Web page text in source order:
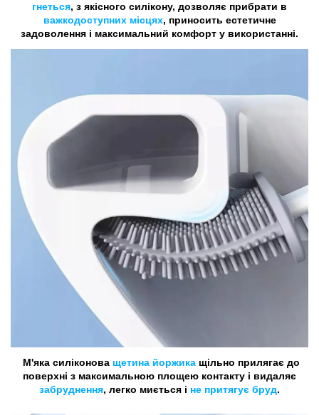
гнеться, з якісного силікону, дозволяє прибрати в
важкодоступних місцях, приносить естетичне
задоволення і максимальний комфорт у використанні.
М'яка силіконова щетина йоржикащільно прилягає до
поверхні з максимальною площею контакту і видаляє
забруднення, легко миється і не притягує бруд.